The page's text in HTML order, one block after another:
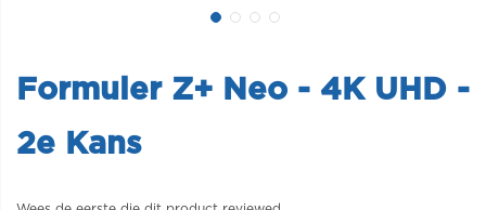
Formuler Z+ Neo - 4K UHD -
2e Kans